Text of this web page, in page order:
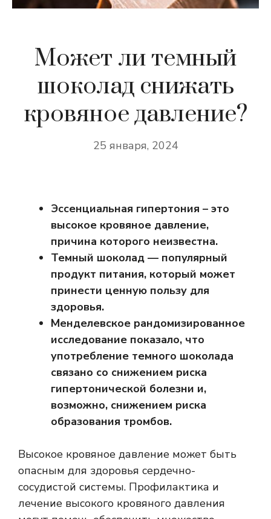
Может ли темный
шоколад снижать
кровяное давление?
25 января, 2024
Эссенциальная гипертония – это
высокое кровяное давление,
причина которого неизвестна.
Темный шоколад — популярный
продукт питания, который может
принести ценную пользу для
здоровья.
Менделевское рандомизированное
исследование показало, что
употребление темного шоколада
связано со снижением риска
гипертонической болезни и,
возможно, снижением риска
образования тромбов.
Высокое кровяное давление может быть
опасным для здоровья сердечно-
сосудистой системы. Профилактика и
лечение высокого кровяного давления